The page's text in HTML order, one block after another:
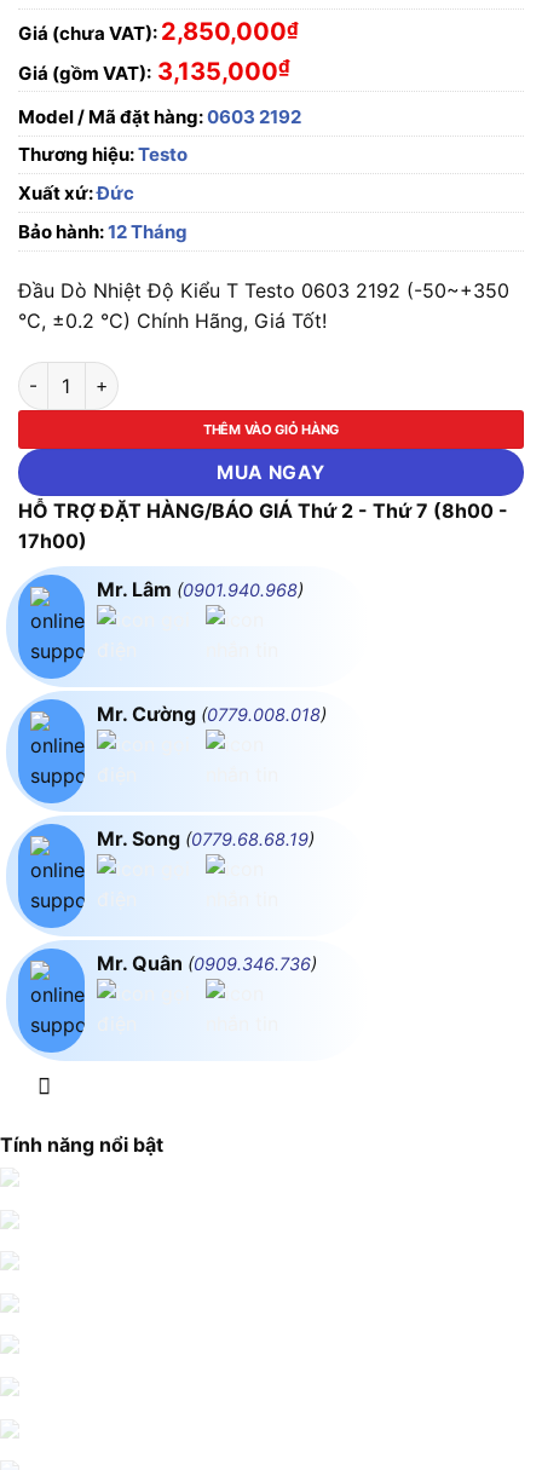
Giá (chưa VAT): 2,850,000₫
Giá (gồm VAT): 3,135,000₫
Model / Mã đặt hàng:0603 2192
Thương hiệu:Testo
Xuất xứ:Đức
Bảo hành:12 Tháng
Đầu Dò Nhiệt Độ Kiểu T Testo 0603 2192 (-50~+350
°C, ±0.2 °C) Chính Hãng, Giá Tốt!
Đầu Dò Nhiệt Độ Kiểu T Testo 0603 2192 (-50~+350 °C, ±0.2
THÊM VÀO GIỎ HÀNG
MUA NGAY
HỖ TRỢ ĐẶT HÀNG/BÁO GIÁ Thứ 2 - Thứ 7 (8h00 -
17h00)
Mr. Lâm (0901.940.968)
Mr. Cường (0779.008.018)
Mr. Song (0779.68.68.19)
Mr. Quân (0909.346.736)
Tính năng nổi bật